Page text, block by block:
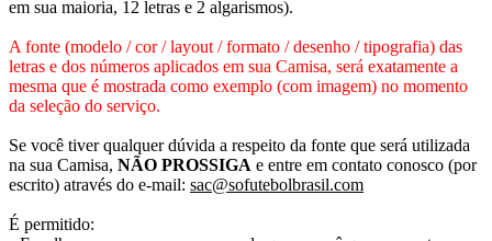
em sua maioria, 12 letras e 2 algarismos).
A fonte (modelo / cor / layout / formato / desenho / tipografia) das
letras e dos números aplicados em sua Camisa, será exatamente a
mesma que é mostrada como exemplo (com imagem) no momento
da seleção do serviço.
Se você tiver qualquer dúvida a respeito da fonte que será utilizada
na sua Camisa, NÃO PROSSIGA e entre em contato conosco (por
escrito) através do e-mail: sac@sofutebolbrasil.com
É permitido: